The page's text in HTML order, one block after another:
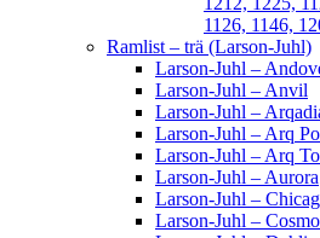
1126, 1146,
Ramlist – trä (Larson-Juhl)
Larson-Juhl –
Larson-Juhl – Anvil
Larson-Juhl –
Larson-Juhl – Arq
Larson-Juhl – Arq
Larson-Juhl – Aurora
Larson-Juhl –
Larson-Juhl –